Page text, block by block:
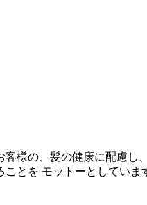
様の、髪の健康に配慮
とを モットーとしていま